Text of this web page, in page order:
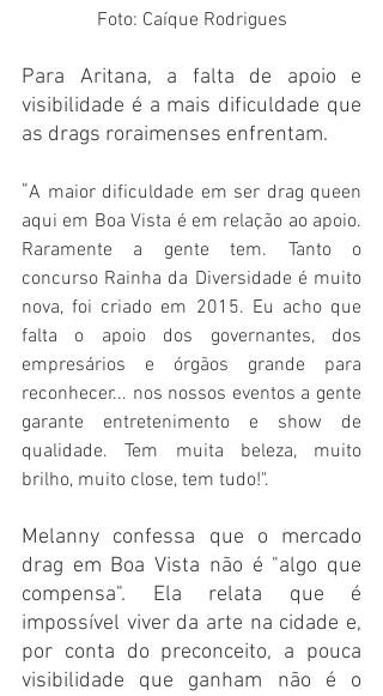
Foto: Caíque Rodrigues
Para Aritana, a falta de apoio e
visibilidade é a mais dificuldade que
as drags roraimenses enfrentam.
"A maior dificuldade em ser drag queen
aqui em Boa Vista é em relação ao apoio.
Raramente a gente tem. Tanto o
concurso Rainha da Diversidade é muito
nova, foi criado em 2015. Eu acho que
falta o apoio dos governantes, dos
empresários e órgãos grande para
reconhecer... nos nossos eventos a gente
garante entretenimento e show de
qualidade. Tem muita beleza, muito
brilho, muito close, tem tudo!".
Melanny confessa que o mercado
drag em Boa Vista não é "algo que
compensa". Ela relata que é
impossível viver da arte na cidade e,
por conta do preconceito, a pouca
visibilidade que ganham não é o